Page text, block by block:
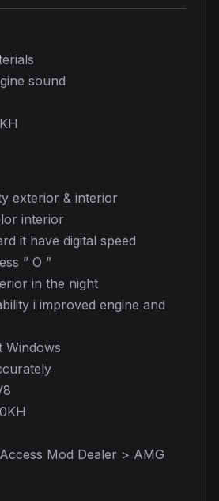
sound
exterior & interior
interior
it have digital speed
” O ”
in the night
i improved engine and
Windows
Mod Dealer > AMG